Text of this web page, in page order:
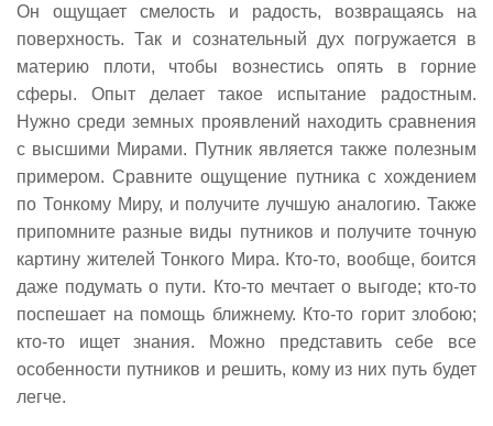
Он ощущает смелость и радость, возвращаясь на
поверхность. Так и сознательный дух погружается в
материю плоти, чтобы вознестись опять в горние
сферы. Опыт делает такое испытание радостным.
Нужно среди земных проявлений находить сравнения
с высшими Мирами. Путник является также полезным
примером. Сравните ощущение путника с хождением
по Тонкому Миру, и получите лучшую аналогию. Также
припомните разные виды путников и получите точную
картину жителей Тонкого Мира. Кто-то, вообще, боится
даже подумать о пути. Кто-то мечтает о выгоде; кто-то
поспешает на помощь ближнему. Кто-то горит злобою;
кто-то ищет знания. Можно представить себе все
особенности путников и решить, кому из них путь будет
легче.